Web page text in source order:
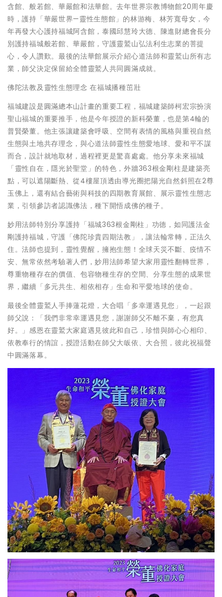
含館、般若館、華嚴館和法華館。去年世界宗教博物館20周年慶
時，護持「華嚴世界—靈性生態館」的林游梅、林芳寬母女，今
年再發大心護持福城阿含館，泰國邱慧玲大德、陳進財總會長分
別護持福城般若館、華嚴館，守護靈鷲山弘法利生志業的菩提
心，令人讚歎。最後的法華館展示介紹心道法師和靈鷲山所有志
業，師父決定保留給全體靈鷲人共同圓滿成就。
佛陀法教及靈性生態理念 在福城播種茁壯
福城建設是圓滿總本山計畫的重要工程，福城建築師柯宏宗扮演
聖山福城的重要推手，他是今年授證的新科榮董，也是第4輪的
普賢榮董。他主張讓建築會呼吸、空間有表情的風格與重視自然
生態與土地共存理念，與心道法師靈性生態愛地球、愛和平不謀
而合，設計就地取材，過程裡更是驚喜處處。他分享未來福城
「靈性自在，隱光於聖堂」的特色，外牆363根金剛柱是建築亮
點，可以遮陽斷熱、從4樓屋頂透由導光圈把陽光自然斜照在2尊
玉佛上，還有結合藝術與科技的四期教育展館、展示靈性生態志
業，引領參訪者認識佛法，種下開悟成佛的種子。
妙用法師特別分享護持「福城363根金剛柱」功德，如同護法金
剛護持福城，守護「佛陀珍貴四期法教」，讓法輪常轉，正法久
住。法師也提到，靈性覺醒，擁抱生態！全球天災不斷、疫情不
安、無常依然考驗著人們，妙用法師希望大家用靈性翻轉世界，
尊重物種存在的價值、包容物種生存的空間、分享生態的成果世
界，繼續「多元共生、相依相存」生命和平愛地球的使命。
最後全體靈鷲人手捧蓮花燈，大合唱「多幸運遇見您」，一起跟
師父說：「我們非常幸運遇見您，謝謝師父不離不棄，有您真
好。」感恩在靈鷲大家庭遇見彼此和自己，珍惜與師心心相印、
依教奉行的情誼，授證活動在師父大皈依、大合照，彼此祝福聲
中圓滿落幕。